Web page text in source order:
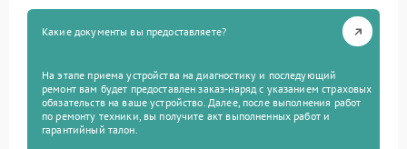
Какие документы вы предоставляете?
На этапе приема устройства на диагностику и последующий
ремонт вам будет предоставлен заказ-наряд с указанием страховых
обязательств на ваше устройство. Далее, после выполнения работ
по ремонту техники, вы получите акт выполненных работ и
гарантийный талон.